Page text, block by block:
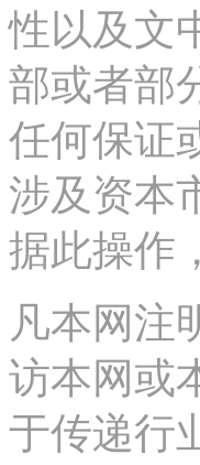
性以及文
部或者部
任何保证
涉及资本
据此操作
凡本网注
访本网或
于传递行